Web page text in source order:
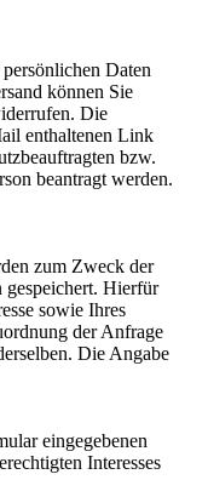
Daten
können Sie
Die
enthaltenen Link
bzw.
beantragt werden.
zum Zweck der
Hierfür
sowie Ihres
der Anfrage
Die Angabe
eingegebenen
Interesses